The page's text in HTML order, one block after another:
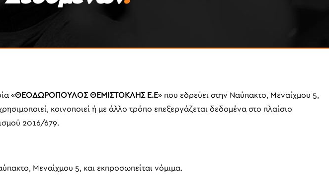
«ΘΕΟΔΩΡΟΠΟΥΛΟΣ ΘΕΜΙΣΤΟΚΛΗΣ Ε.Ε» που εδρεύει στην Ναύπακτο, Μεναίχμου 5,
κοινοποιεί ή με άλλο τρόπο επεξεργάζεται δεδομένα στο πλαίσιο
2016/679.
Μεναίχμου 5, και εκπροσωπείται νόμιμα.